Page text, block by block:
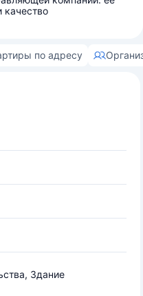
качество
по адресу
Здание